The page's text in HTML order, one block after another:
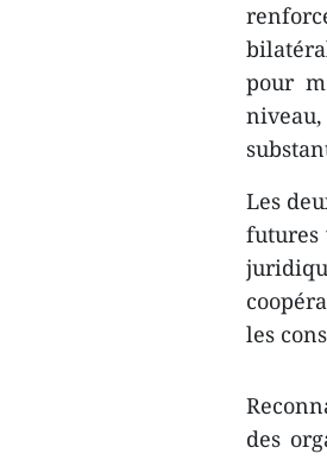
pour
Les
futures
les
des